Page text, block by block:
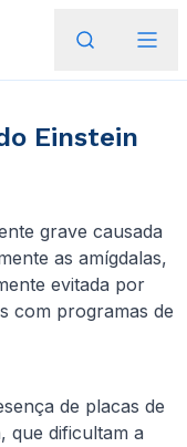
Einstein
grave causada
as amígdalas,
evitada por
com programas de
de placas de
que dificultam a